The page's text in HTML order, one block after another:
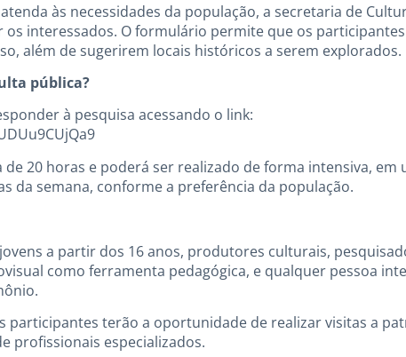
às necessidades da população, a secretaria de
os interessados. O formulário permite que os
além de sugerirem locais históricos a serem explorados.
pública?
à pesquisa acessando o link:
20 horas e poderá ser realizado de forma intensiva, em
da semana, conforme a preferência da população.
a partir dos 16 anos, produtores culturais,
como ferramenta pedagógica, e qualquer pessoa
participantes terão a oportunidade de realizar visitas a
profissionais especializados.